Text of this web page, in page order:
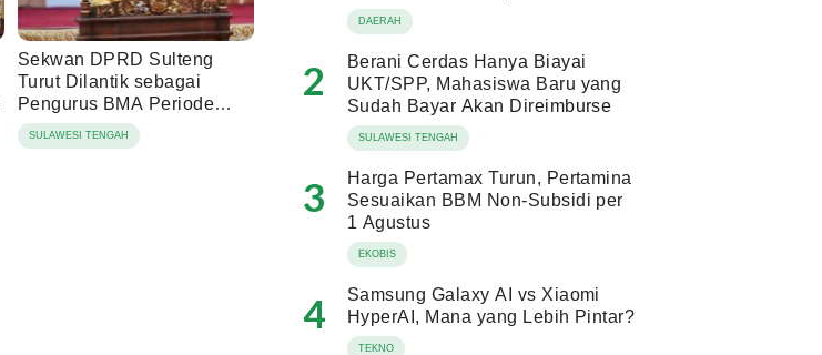
Sekwan DPRD Sulteng
Turut Dilantik sebagai
Pengurus BMA Periode
2026-2031
SULAWESI TENGAH
Bawah Umur
DAERAH
2
Berani Cerdas Hanya Biayai
UKT/SPP, Mahasiswa Baru yang
Sudah Bayar Akan Direimburse
SULAWESI TENGAH
3
Harga Pertamax Turun, Pertamina
Sesuaikan BBM Non-Subsidi per
1 Agustus
EKOBIS
4
Samsung Galaxy AI vs Xiaomi
HyperAI, Mana yang Lebih Pintar?
TEKNO